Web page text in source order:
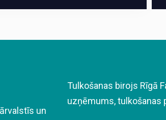
un
Tulkošanas birojs Rīgā
uzņēmums, tulkošanas